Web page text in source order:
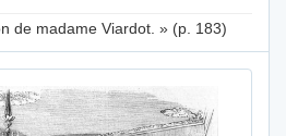
de madame Viardot. » (p. 183)